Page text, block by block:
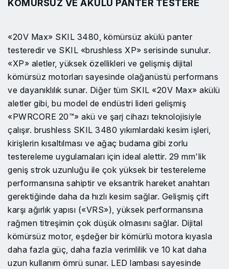
KÖMÜRSÜZ VE AKÜLÜ PANTER TESTERE
«20V Max» SKIL 3480, kömürsüz akülü panter
testeredir ve SKIL «brushless XP» serisinde sunulur.
«XP» aletler, yüksek özellikleri ve gelişmiş dijital
kömürsüz motorları sayesinde olağanüstü performans
ve dayanıklılık sunar. Diğer tüm SKIL «20V Max» akülü
aletler gibi, bu model de endüstri lideri gelişmiş
«PWRCORE 20™» akü ve şarj cihazı teknolojisiyle
çalışır. brushless SKIL 3480 yıkımlardaki kesim işleri,
kirişlerin kısaltılması ve ağaç budama gibi zorlu
testereleme uygulamaları için ideal alettir. 29 mm'lik
geniş strok uzunluğu ile çok yüksek bir testereleme
performansına sahiptir ve eksantrik hareket anahtarı
gerektiğinde daha da hızlı kesim sağlar. Gelişmiş çift
karşı ağırlık yapısı («VRS»), yüksek performansına
rağmen titreşimin çok düşük olmasını sağlar. Dijital
kömürsüz motor, eşdeğer bir kömürlü motora kıyasla
daha fazla güç, daha fazla verimlilik ve 10 kat daha
uzun kullanım ömrü sunar. LED lambası sayesinde